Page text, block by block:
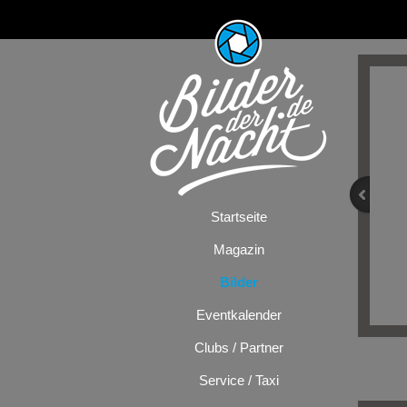
Startseite
Magazin
Bilder
Eventkalender
Clubs / Partner
Service / Taxi